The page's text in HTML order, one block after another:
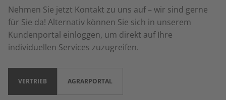
Nehmen Sie jetzt Kontakt zu uns auf – wir sind gerne
für Sie da! Alternativ können Sie sich in unserem
Kundenportal einloggen, um direkt auf Ihre
individuellen Services zuzugreifen.
VERTRIEB AGRARPORTAL